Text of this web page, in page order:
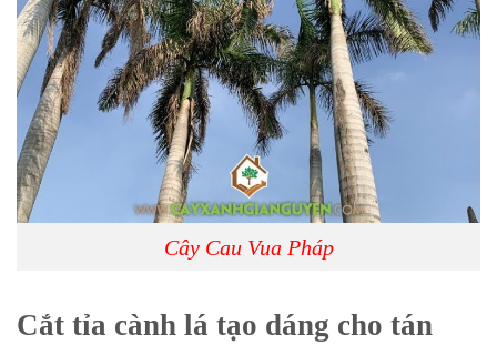
Cây Cau Vua Pháp
Cắt tỉa cành lá tạo dáng cho tán